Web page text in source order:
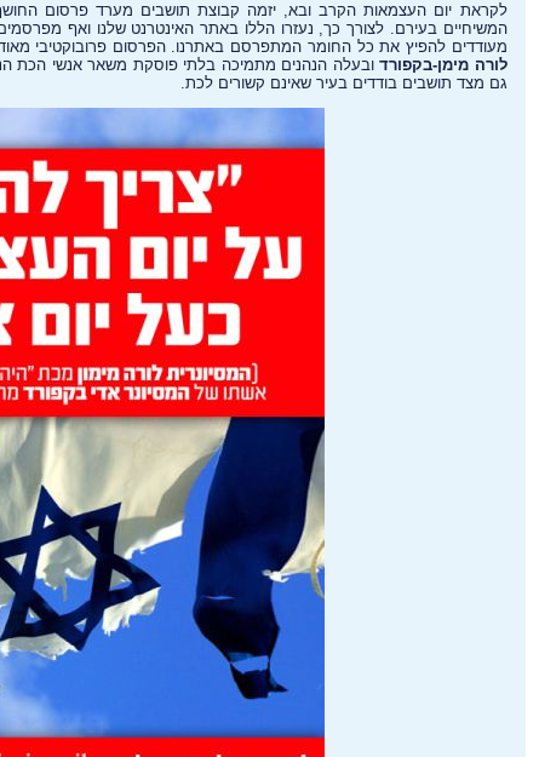
לקראת יום העצמאות הקרב ובא, יזמה קבוצת תושבים מערד פרסום
המשיחיים בעירם. לצורך כך, נעזרו הללו באתר האינטרנט שלנו ואף
מעודדים להפיץ את כל החומר המתפרסם באתרנו. הפרסום פרובוקטיבי
לורה מימן-בקפורד ובעלה הנהנים מתמיכה בלתי פוסקת משאר אנשי הכת
גם מצד תושבים בודדים בעיר שאינם קשורים לכת.